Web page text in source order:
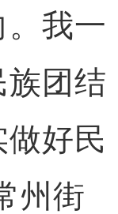
我一
族团结
好民
州街